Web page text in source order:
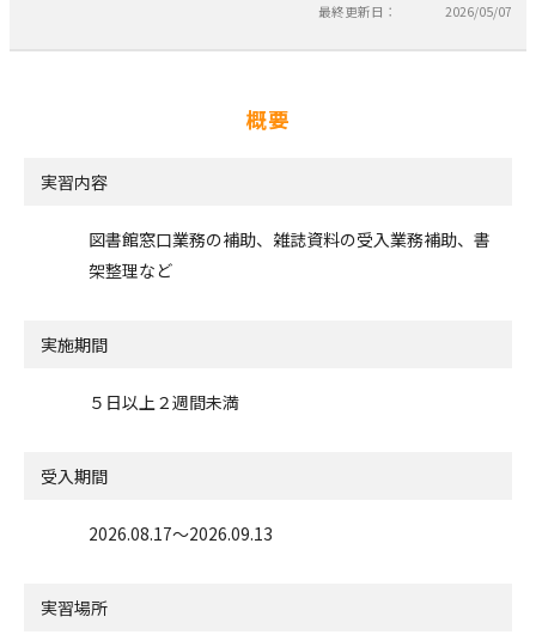
最終更新日： 2026/05/07
概要
実習内容
図書館窓口業務の補助、雑誌資料の受入業務補助、書
架整理など
実施期間
５日以上２週間未満
受入期間
2026.08.17〜2026.09.13
実習場所